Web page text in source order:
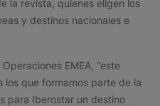
la revista, quienes eligen los
y destinos nacionales e
EMEA, “este
los que formamos parte de la
para Iberostar un destino